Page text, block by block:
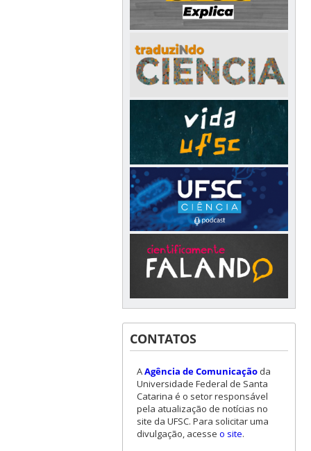
CONTATOS
AAgência de Comunicaçãoda
Universidade Federal de Santa
Catarina é o setor responsável
pela atualização de notícias no
site da UFSC. Para solicitar uma
divulgação, acesse o site.